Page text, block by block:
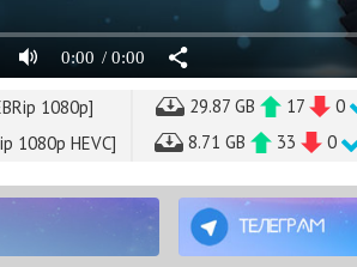
0:00 / 0:00
1080p] 29.87 GB 17
0
1080p HEVC]
8.71 GB 33 0